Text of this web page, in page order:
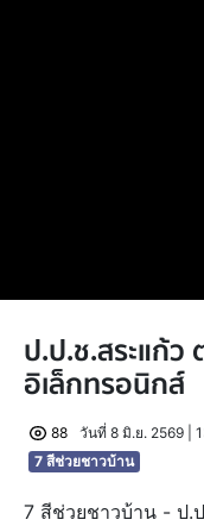
ป.ป.ช.สระแก้ว
อิเล็กทรอนิกส์
88
วันที่ 8 มิ.ย. 2569 |
7 สีช่วยชาวบ้าน
7 สีช่วยชาวบ้าน - ป.